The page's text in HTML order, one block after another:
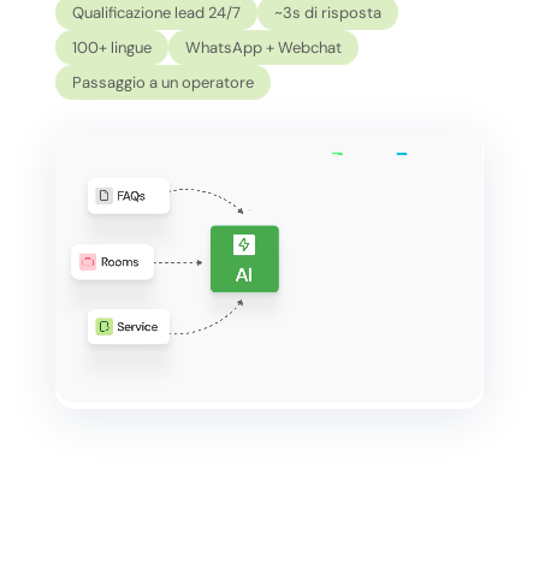
Qualificazione lead 24/7
~3s di risposta
100+ lingue
WhatsApp + Webchat
Passaggio a un operatore